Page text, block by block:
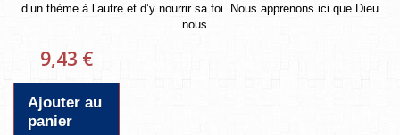
d’un thème à l’autre et d’y nourrir sa foi. Nous apprenons ici que Dieu
nous...
9,43 €
Ajouter au
panier